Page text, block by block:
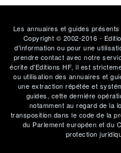
Les annuaires et guides
Copyright © 2002-2016 -
d'information ou pour une
prendre contact avec notre
écrite d'Editions HF, il est
ou utilisation des annuaires et
une extraction répétée et
guides, cette derniére
notamment au regard de la
transposition dans le code de la
du Parlement européen et du
protection